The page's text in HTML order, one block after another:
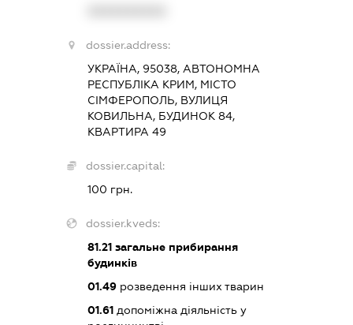
dossier.address:
УКРАЇНА, 95038, АВТОНОМНА
РЕСПУБЛІКА КРИМ, МІСТО
СІМФЕРОПОЛЬ, ВУЛИЦЯ
КОВИЛЬНА, БУДИНОК 84,
КВАРТИРА 49
dossier.capital:
100 грн.
dossier.kveds:
81.21загальне прибирання
будинків
01.49розведення інших тварин
01.61допоміжна діяльність у